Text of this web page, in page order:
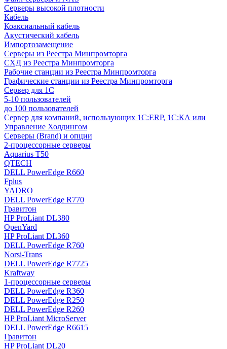
Серверы высокой плотности
Кабель
Коаксиальный кабель
Акустический кабель
Импортозамещение
Серверы из Реестра Минпромторга
СХД из Реестра Минпромторга
Рабочие станции из Реестра Минпромторга
Графические станции из Реестра Минпромторга
Сервер для 1С
5-10 пользователей
до 100 пользователей
Сервер для компаний, использующих 1C:ERP, 1С:КА или
Управление Холдингом
Серверы (Brand) и опции
2-процессорные серверы
Aquarius T50
QTECH
DELL PowerEdge R660
Fplus
YADRO
DELL PowerEdge R770
Гравитон
HP ProLiant DL380
OpenYard
HP ProLiant DL360
DELL PowerEdge R760
Norsi-Trans
DELL PowerEdge R7725
Kraftway
1-процессорные серверы
DELL PowerEdge R360
DELL PowerEdge R250
DELL PowerEdge R260
HP ProLiant MicroServer
DELL PowerEdge R6615
Гравитон
HP ProLiant DL20